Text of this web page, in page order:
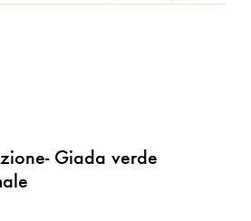
Giada verde